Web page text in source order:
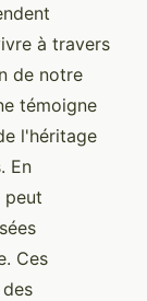
à travers
de notre
témoigne
l'héritage
En
peut
Ces